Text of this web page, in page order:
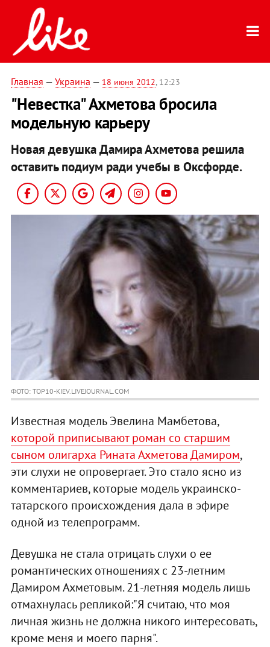
Главная — Украина — 18 июня 2012, 12:23
"Невестка" Ахметова бросила
модельную карьеру
Новая девушка Дамира Ахметова решила
оставить подиум ради учебы в Оксфорде.
ФОТО: TOP10-KIEV.LIVEJOURNAL.COM
Известная модель Эвелина Мамбетова,
которой приписывают роман со старшим
сыном олигарха Рината Ахметова Дамиром,
эти слухи не опровергает. Это стало ясно из
комментариев, которые модель украинско-
татарского происхождения дала в эфире
одной из телепрограмм.
Девушка не стала отрицать слухи о ее
романтических отношениях с 23-летним
Дамиром Ахметовым. 21-летняя модель лишь
отмахнулась репликой:"Я считаю, что моя
личная жизнь не должна никого интересовать,
кроме меня и моего парня".